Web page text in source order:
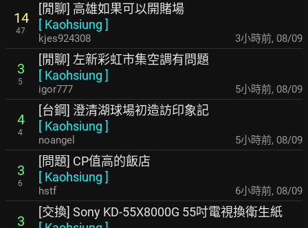
14
47
[閒聊] 高雄如果可以開賭場
[ Kaohsiung ]
kjes924308 3小時前, 08/09
3
5
[閒聊] 左新彩虹市集空調有問題
[ Kaohsiung ]
igor777 5小時前, 08/09
4
4
[台鋼] 澄清湖球場初造訪印象記
[ Kaohsiung ]
noangel 5小時前, 08/09
3
6
[問題] CP值高的飯店
[ Kaohsiung ]
hstf 6小時前, 08/09
3
[交換] Sony KD-55X8000G 55吋電視換衛生紙